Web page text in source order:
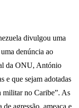
divulgou uma
denúncia ao
da ONU, António
e que sejam adotadas
militar no Caribe”. As
agressão, ameaça e